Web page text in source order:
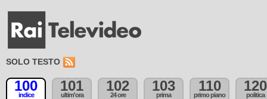
SOLO TESTO
100
indice
101
ultim'ora
102
24 ore
103
prima
110
primo piano
120
politica